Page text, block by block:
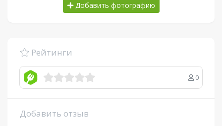
Добавить фотографию
Рейтинги
0
Добавить отзыв